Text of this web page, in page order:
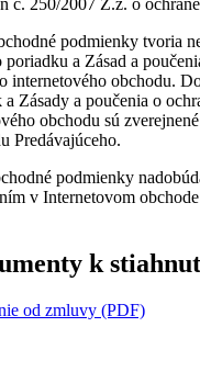
podmienky tvoria
a Zásad a
internetového obchodu.
Zásady a poučenia o
obchodu sú
Predávajúceho.
podmienky
v Internetovom
k
od zmluvy (PDF)